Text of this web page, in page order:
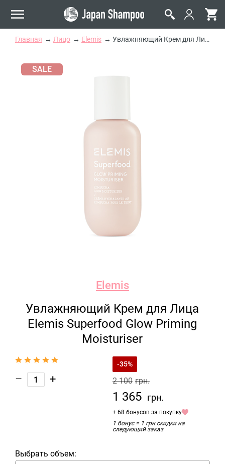
Главная Лицо Elemis Увлажняющий Крем для Лица Elemis Superfood Glow Priming Moisturiser
SALE
Elemis
Увлажняющий Крем для Лица
Elemis Superfood Glow Priming
Moisturiser
– +
-35%
2 100 грн.
1 365 грн.
+ 68 бонусов за покупку
1 бонус = 1 грн скидки на
следующий заказ
Выбрать объем: